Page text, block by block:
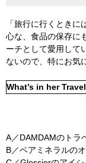
「旅行に行くとき
心な、食品の保存に
ーチとして愛用して
ないので、特にお気
What’s in her
A／DAMDAMのトラ
B／ベアミネラルの